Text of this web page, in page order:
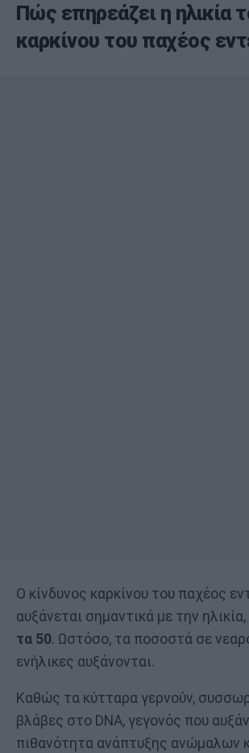
Πώς επηρεάζει η ηλικία
καρκίνου του παχέος
Ο κίνδυνος καρκίνου του παχέος
αυξάνεται σημαντικά με την ηλικία,
τα 50. Ωστόσο, τα ποσοστά σε
ενήλικες αυξάνονται.
Καθώς τα κύτταρα γερνούν,
βλάβες στο DNA, γεγονός που
πιθανότητα ανάπτυξης ανώμαλων